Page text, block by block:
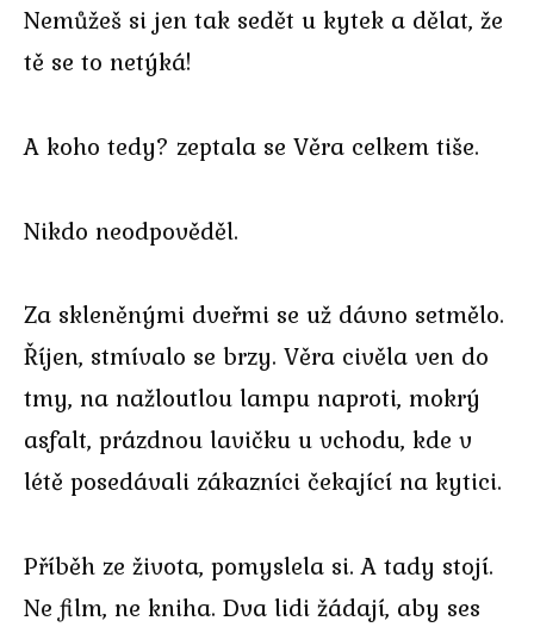
Nemůžeš si jen tak sedět u kytek a dělat, že
tě se to netýká!
A koho tedy? zeptala se Věra celkem tiše.
Nikdo neodpověděl.
Za skleněnými dveřmi se už dávno setmělo.
Říjen, stmívalo se brzy. Věra civěla ven do
tmy, na nažloutlou lampu naproti, mokrý
asfalt, prázdnou lavičku u vchodu, kde v
létě posedávali zákazníci čekající na kytici.
Příběh ze života, pomyslela si. A tady stojí.
Ne film, ne kniha. Dva lidi žádají, aby ses